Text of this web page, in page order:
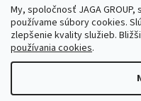
My, spoločnosť JAGA GROUP,
používame súbory cookies.
zlepšenie kvality služieb.
používania cookies.
Copyright 2026